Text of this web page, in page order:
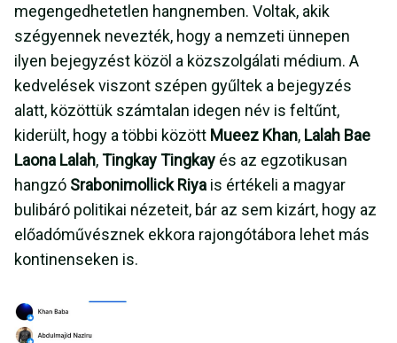
megengedhetetlen hangnemben. Voltak, akik
szégyennek nevezték, hogy a nemzeti ünnepen
ilyen bejegyzést közöl a közszolgálati médium. A
kedvelések viszont szépen gyűltek a bejegyzés
alatt, közöttük számtalan idegen név is feltűnt,
kiderült, hogy a többi között Mueez Khan, Lalah Bae
Laona Lalah,Tingkay Tingkay és az egzotikusan
hangzó Srabonimollick Riya is értékeli a magyar
bulibáró politikai nézeteit, bár az sem kizárt, hogy az
előadóművésznek ekkora rajongótábora lehet más
kontinenseken is.